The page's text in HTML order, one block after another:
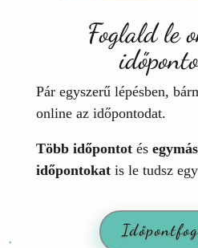
Foglald le
Pár egyszerű lépésben,
online az időpontodat.
Több időpontotés
időpontokatis le tudsz